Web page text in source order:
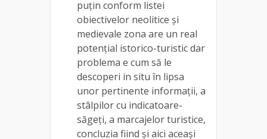
puțin conform listei
obiectivelor neolitice și
medievale zona are un real
potențial istorico-turistic dar
problema e cum să le
descoperi in situ în lipsa
unor pertinente informații, a
stâlpilor cu indicatoare-
săgeți, a marcajelor turistice,
concluzia fiind și aici aceași